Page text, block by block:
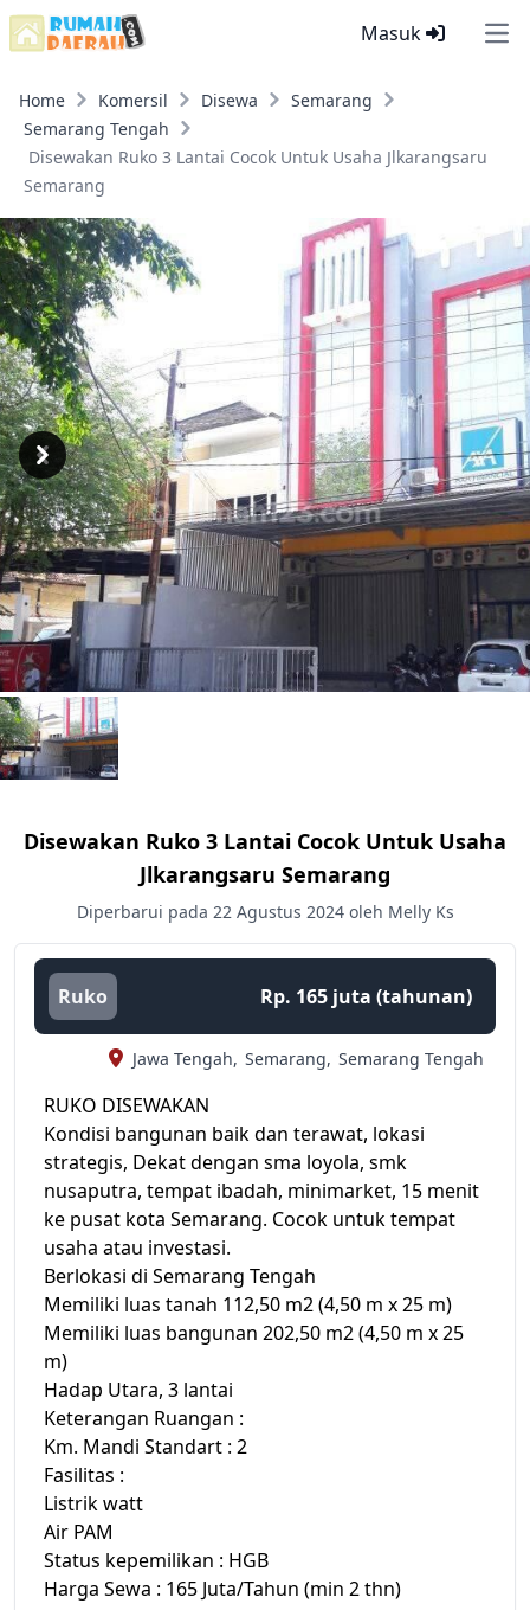
Masuk
Home Komersil Disewa
Semarang
Semarang Tengah
Disewakan Ruko 3 Lantai Cocok Untuk Usaha Jlkarangsaru
Semarang
Previous
Next
Disewakan Ruko 3 Lantai Cocok Untuk Usaha
Jlkarangsaru Semarang
Diperbarui pada 22 Agustus 2024 oleh Melly Ks
Ruko Rp. 165 juta (tahunan)
Jawa Tengah, Semarang, Semarang Tengah
RUKO DISEWAKAN
Kondisi bangunan baik dan terawat, lokasi
strategis, Dekat dengan sma loyola, smk
nusaputra, tempat ibadah, minimarket, 15 menit
ke pusat kota Semarang. Cocok untuk tempat
usaha atau investasi.
Berlokasi di Semarang Tengah
Memiliki luas tanah 112,50 m2 (4,50 m x 25 m)
Memiliki luas bangunan 202,50 m2 (4,50 m x 25
m)
Hadap Utara, 3 lantai
Keterangan Ruangan :
Km. Mandi Standart : 2
Fasilitas :
Listrik watt
Air PAM
Status kepemilikan : HGB
Harga Sewa : 165 Juta/Tahun (min 2 thn)